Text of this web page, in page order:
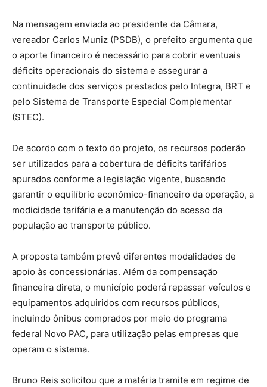
Na mensagem enviada ao presidente da Câmara,
vereador Carlos Muniz (PSDB), o prefeito argumenta que
o aporte financeiro é necessário para cobrir eventuais
déficits operacionais do sistema e assegurar a
continuidade dos serviços prestados pelo Integra, BRT e
pelo Sistema de Transporte Especial Complementar
(STEC).
De acordo com o texto do projeto, os recursos poderão
ser utilizados para a cobertura de déficits tarifários
apurados conforme a legislação vigente, buscando
garantir o equilíbrio econômico-financeiro da operação, a
modicidade tarifária e a manutenção do acesso da
população ao transporte público.
A proposta também prevê diferentes modalidades de
apoio às concessionárias. Além da compensação
financeira direta, o município poderá repassar veículos e
equipamentos adquiridos com recursos públicos,
incluindo ônibus comprados por meio do programa
federal Novo PAC, para utilização pelas empresas que
operam o sistema.
Bruno Reis solicitou que a matéria tramite em regime de